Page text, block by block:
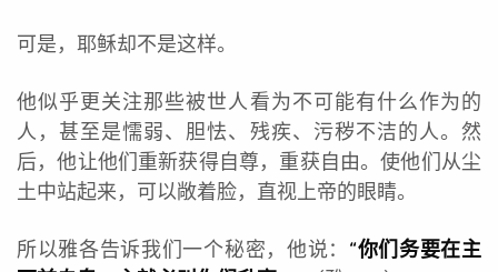
可是，耶稣却不是这样。
他似乎更关注那些被世人看为不可能有什么作为的
人，甚至是懦弱、胆怯、残疾、污秽不洁的人。然
后，他让他们重新获得自尊，重获自由。使他们从尘
土中站起来，可以敞着脸，直视上帝的眼睛。
所以雅各告诉我们一个秘密，他说： “你们务要在主